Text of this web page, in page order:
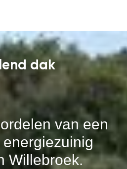
dak
van een
Willebroek.